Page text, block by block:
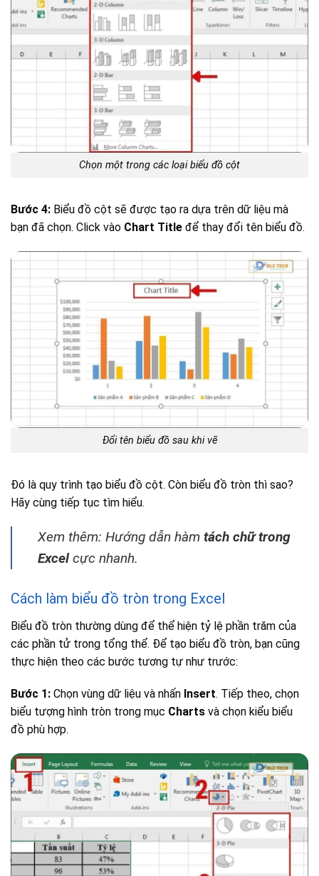
Chọn một trong các loại biểu đồ cột
Bước 4: Biểu đồ cột sẽ được tạo ra dựa trên dữ liệu mà
bạn đã chọn. Click vào Chart Title để thay đổi tên biểu đồ.
Đổi tên biểu đồ sau khi vẽ
Đó là quy trình tạo biểu đồ cột. Còn biểu đồ tròn thì sao?
Hãy cùng tiếp tục tìm hiểu.
Xem thêm: Hướng dẫn hàm tách chữ trong
Excelcực nhanh.
Cách làm biểu đồ tròn trong Excel
Biểu đồ tròn thường dùng để thể hiện tỷ lệ phần trăm của
các phần tử trong tổng thể. Để tạo biểu đồ tròn, bạn cũng
thực hiện theo các bước tương tự như trước:
Bước 1: Chọn vùng dữ liệu và nhấn Insert. Tiếp theo, chọn
biểu tượng hình tròn trong mục Charts và chọn kiểu biểu
đồ phù hợp.